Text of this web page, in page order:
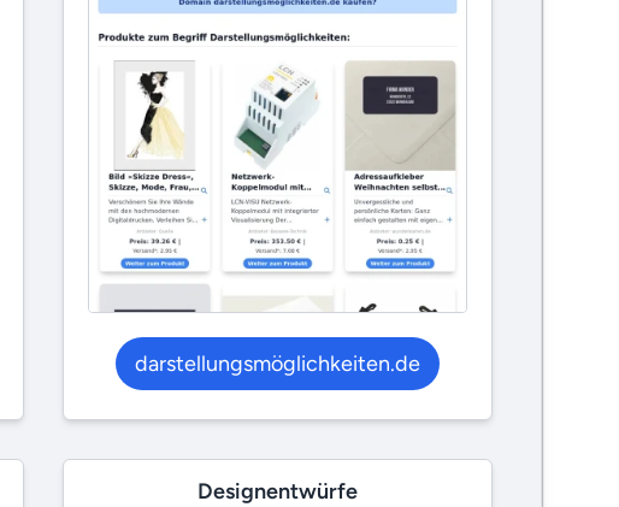
darstellungsmöglichkeiten.de
Designentwürfe